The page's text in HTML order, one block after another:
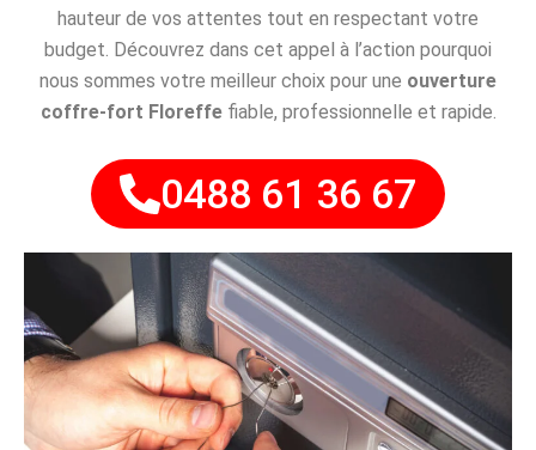
hauteur de vos attentes tout en respectant votre
budget. Découvrez dans cet appel à l’action pourquoi
nous sommes votre meilleur choix pour une ouverture
coffre-fort Floreffefiable, professionnelle et rapide.
0488 61 36 67